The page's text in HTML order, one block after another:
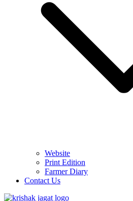
Website
Print Edition
Farmer Diary
Contact Us